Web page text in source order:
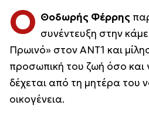
Ο Θοδωρής Φέρρης
συνέντευξη στην
Πρωινό» στον ΑΝΤ1 και
προσωπική του ζωή όσο και
δέχεται από τη μητέρα του
οικογένεια.